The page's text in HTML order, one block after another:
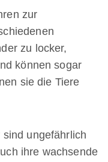
zur
zu locker,
können sogar
sie die Tiere
ungefährlich
ihre wachsende